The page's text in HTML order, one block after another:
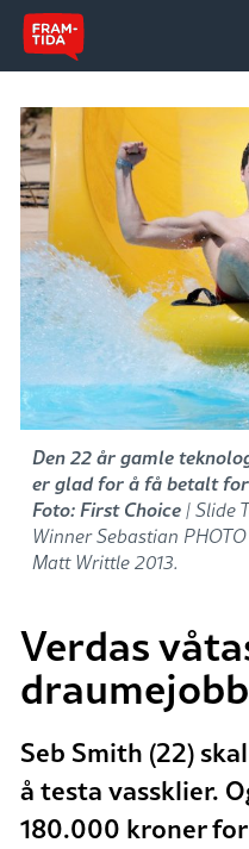
Den 22 år gamle
er glad for å få betalt
Foto: First Choice| Slide
Winner Sebastian
Matt Writtle 2013.
Verdas
Seb Smith (22)
å testa vassklier.
180.000 kroner